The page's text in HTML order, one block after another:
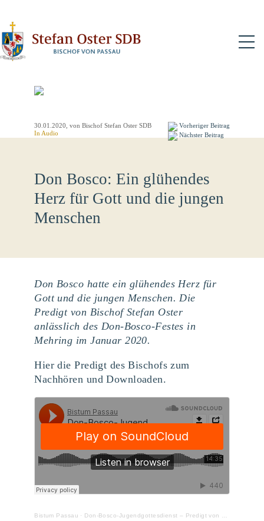
30.01.2020 , von Bischof Stefan Oster SDB
In Audio
Vorheriger Beitrag
Nächster Beitrag
Don Bosco: Ein glühendes
Herz für Gott und die jungen
Menschen
Don Bosco hatte ein glühendes Herz für
Gott und die jungen Menschen. Die
Predigt von Bischof Stefan Oster
anlässlich des Don-Bosco-Festes in
Mehring im Januar 2020.
Hier die Predigt des Bischofs zum
Nachhören und Downloaden.
Bistum Passau · Don-Bosco-Jugendgottesdienst – Predigt von Bischof Stefan Oster SDB